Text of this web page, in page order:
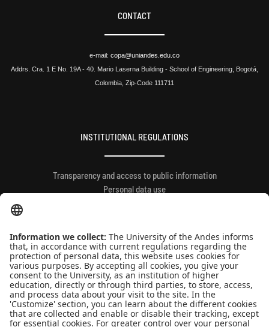
CONTACT
e-mail: copa@uniandes.edu.co
Addrs. Cra. 1 E No. 19A - 40. Mario Laserna Building - School of Engineering, Bogotá,
Colombia, Zip-Code 111711
INSTITUTIONAL REGULATIONS
Transparency and access to public information
Personal data use
QUICK LINKS
People Contact News